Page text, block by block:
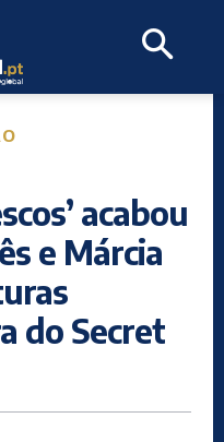
acabou
e Márcia
do Secret